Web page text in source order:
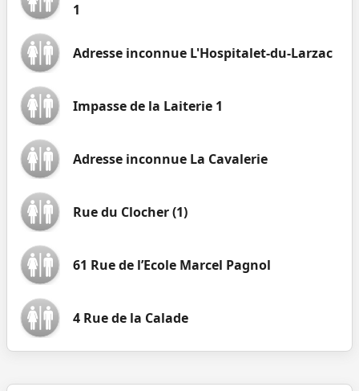
1
Adresse inconnue L'Hospitalet-du-Larzac
Impasse de la Laiterie 1
Adresse inconnue La Cavalerie
Rue du Clocher (1)
61 Rue de l’Ecole Marcel Pagnol
4 Rue de la Calade